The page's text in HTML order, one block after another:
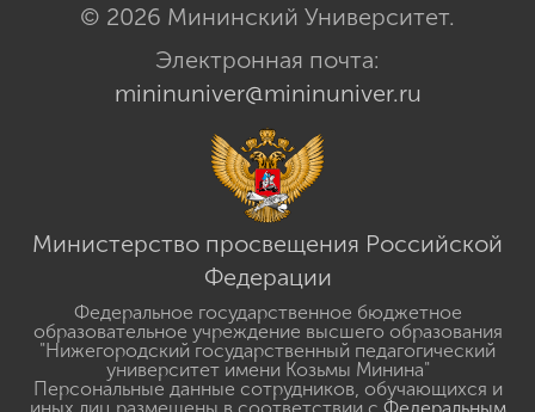
© 2026 Мининский Университет.
Электронная почта:
mininuniver@mininuniver.ru
Министерство просвещения Российской
Федерации
Федеральное государственное бюджетное
образовательное учреждение высшего образования
"Нижегородский государственный педагогический
университет имени Козьмы Минина"
Персональные данные сотрудников, обучающихся и
иных лиц размещены в соответствии с Федеральным